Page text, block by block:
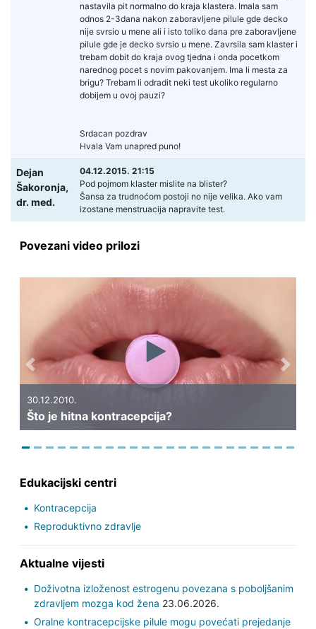
nastavila pit normalno do kraja klastera. Imala sam
odnos 2-3dana nakon zaboravljene pilule gde decko
nije svrsio u mene ali i isto toliko dana pre zaboravljene
pilule gde je decko svrsio u mene. Zavrsila sam klaster i
trebam dobit do kraja ovog tjedna i onda pocetkom
narednog pocet s novim pakovanjem. Ima li mesta za
brigu? Trebam li odradit neki test ukoliko regularno
dobijem u ovoj pauzi?
Srdacan pozdrav
Hvala Vam unapred puno!
Dejan
Šakoronja,
dr. med.
04.12.2015. 21:15
Pod pojmom klaster mislite na blister?
Šansa za trudnoćom postoji no nije velika. Ako vam
izostane menstruacija napravite test.
Povezani video prilozi
30.12.2010.
Što je hitna kontracepcija?
Previous Next
Edukacijski centri
Kontracepcija
Reproduktivno zdravlje
Aktualne vijesti
Doživotna izloženost estrogenu povezana s poboljšanim
zdravljem mozga kod žena 23.06.2026.
Oralne kontracepcijske pilule mogu povećati prejedanje